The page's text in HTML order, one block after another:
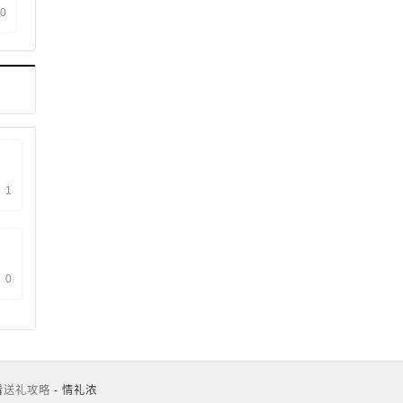
0
1
0
送礼攻略 - 情礼浓